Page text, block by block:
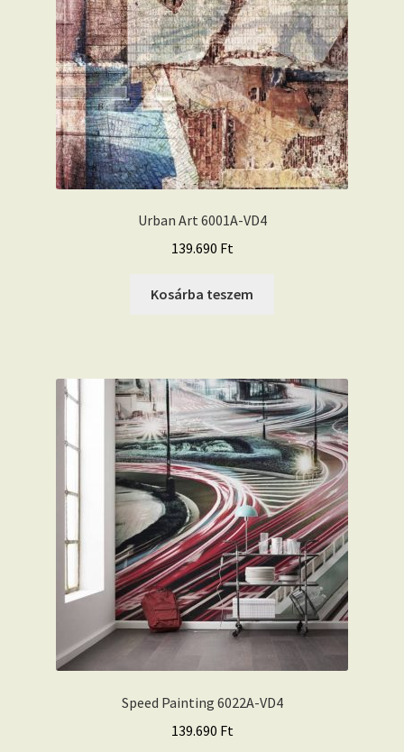
Urban Art 6001A-VD4
139.690 Ft
Kosárba teszem
Speed Painting 6022A-VD4
139.690 Ft